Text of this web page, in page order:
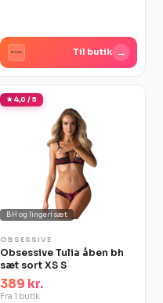
Til butik →
★ 4,0 / 5
BH og lingeri sæt
OBSESSIVE
Obsessive Tulia åben bh
sæt sort XS S
389 kr.
Fra 1 butik